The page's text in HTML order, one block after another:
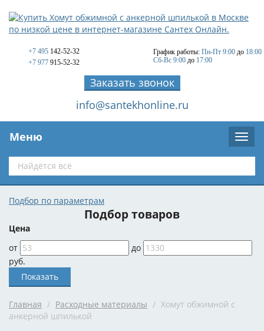
+7 495 142-52-32
+7 977 915-52-32
График работы: Пн-Пт 9:00 до 18:00
Сб-Вс 9:00 до 17:00
Заказать звонок
info@santekhonline.ru
Меню
Подбор по параметрам
Подбор товаров
Цена
от
до
руб.
Главная / Расходные материалы / Хомут обжимной с
анкерной шпилькой